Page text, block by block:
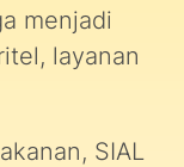
menjadi
layanan
SIAL